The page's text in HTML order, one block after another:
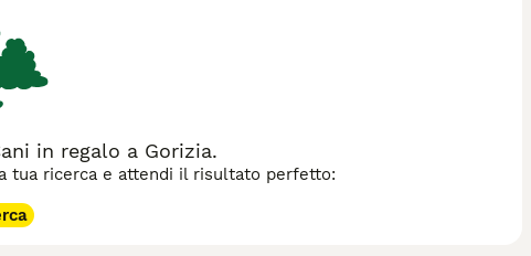
di cane.
in regalo a Gorizia.
tua ricerca e attendi il risultato perfetto: